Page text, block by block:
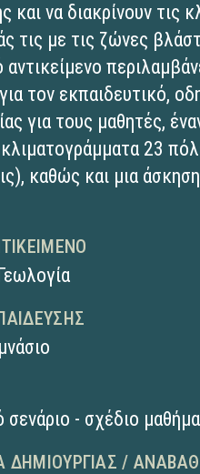
και να διακρίνουν τις
τις με τις ζώνες
τον εκπαιδευτικό,
για τους μαθητές,
23
καθώς και μια
σενάριο - σχέδιο
ΔΗΜΙΟΥΡΓΊΑΣ /